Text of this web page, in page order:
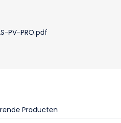
PV-PRO.pdf
Producten